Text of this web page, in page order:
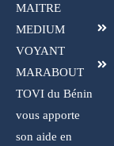
MAITRE
MEDIUM
VOYANT
MARABOUT
TOVI du Bénin
vous apporte
son aide en